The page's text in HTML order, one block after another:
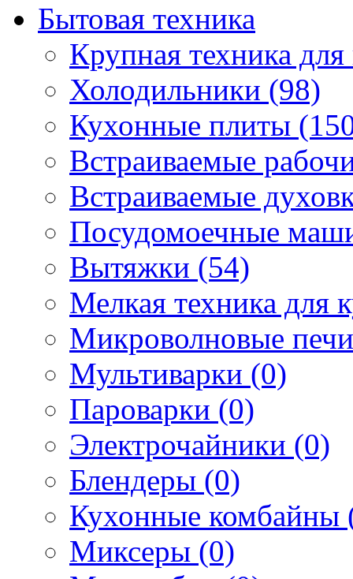
Бытовая техника
Крупная техника
Холодильники (98)
Кухонные плиты
Встраиваемые
Встраиваемые
Посудомоечные
Вытяжки (54)
Мелкая техника для
Микроволновые
Мультиварки (0)
Пароварки (0)
Электрочайники (0)
Блендеры (0)
Кухонные комбайны
Миксеры (0)